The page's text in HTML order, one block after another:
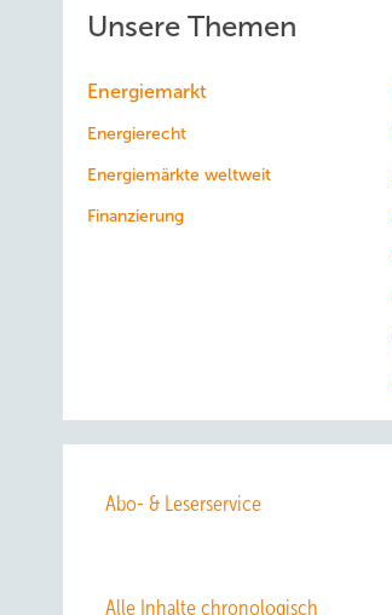
Unsere Themen
Energiemarkt
Energierecht
Energiemärkte weltweit
Finanzierung
Abo- & Leserservice
Alle Inhalte chronologisch